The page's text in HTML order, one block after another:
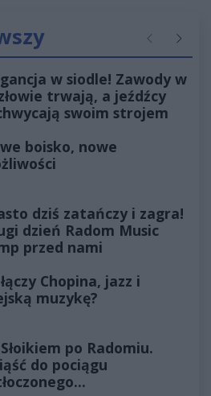
Poprzednie
w siodle! Zawody w
trwają, a jeźdźcy
swoim strojem
boisko, nowe
dziś zatańczy i zagra!
dzień Radom Music
przed nami
Chopina, jazz i
muzykę?
po Radomiu.
do pociągu